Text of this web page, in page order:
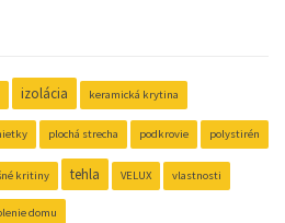
izolácia keramická krytina
plochá strecha podkrovie polystirén
kritiny tehla VELUX vlastnosti
domu